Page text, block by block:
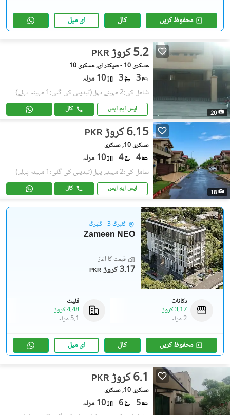
محفوظ کریں کال ای میل
20
PKR 5.2 کروڑ
عسکری 10 - صیکٹر ای, عسکری 10
3
3 10 مرلہ
شامل کی:2 مہینے پہل (تبدیلی کی گئی:1 مہینہ پہلے)
ایس ایم ایس کال
18
PKR 6.15 کروڑ
عسکری 10, عسکری
4
4 10 مرلہ
شامل کی:2 مہینے پہل (تبدیلی کی گئی:1 مہینہ پہلے)
ایس ایم ایس کال
گلبرگ 3 - گلبرگ
Zameen NEO
قیمت کا آغاز
PKR 3.17 کروڑ
دکانات
3.17 کروڑ
2 مرلہ
فلیٹ
4.48 کروڑ
5.1 مرلہ
محفوظ کریں کال ای میل
PKR 6.1 کروڑ
عسکری 10, عسکری
5
6 10 مرلہ